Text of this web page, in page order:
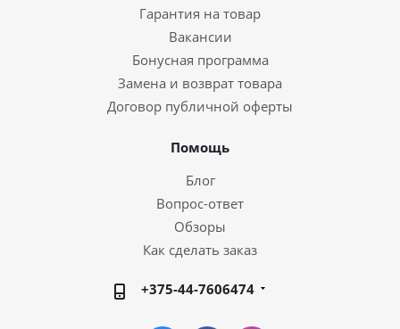
Гарантия на товар
Вакансии
Бонусная программа
Замена и возврат товара
Договор публичной оферты
Помощь
Блог
Вопрос-ответ
Обзоры
Как сделать заказ
+375-44-7606474